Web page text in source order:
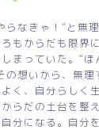
らなきゃ！”と無
もからだも限界
まっていた。“
の想いから、無
く、自分らしく
らだの土台を整
分になる。自分